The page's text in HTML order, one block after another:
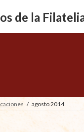
de la
agosto 2014